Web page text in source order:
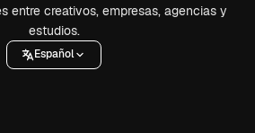
entre creativos, empresas, agencias y
estudios.
Español